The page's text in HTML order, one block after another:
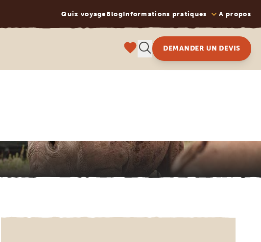
Quiz voyage BlogInformations pratiques A propos
DEMANDER UN DEVIS